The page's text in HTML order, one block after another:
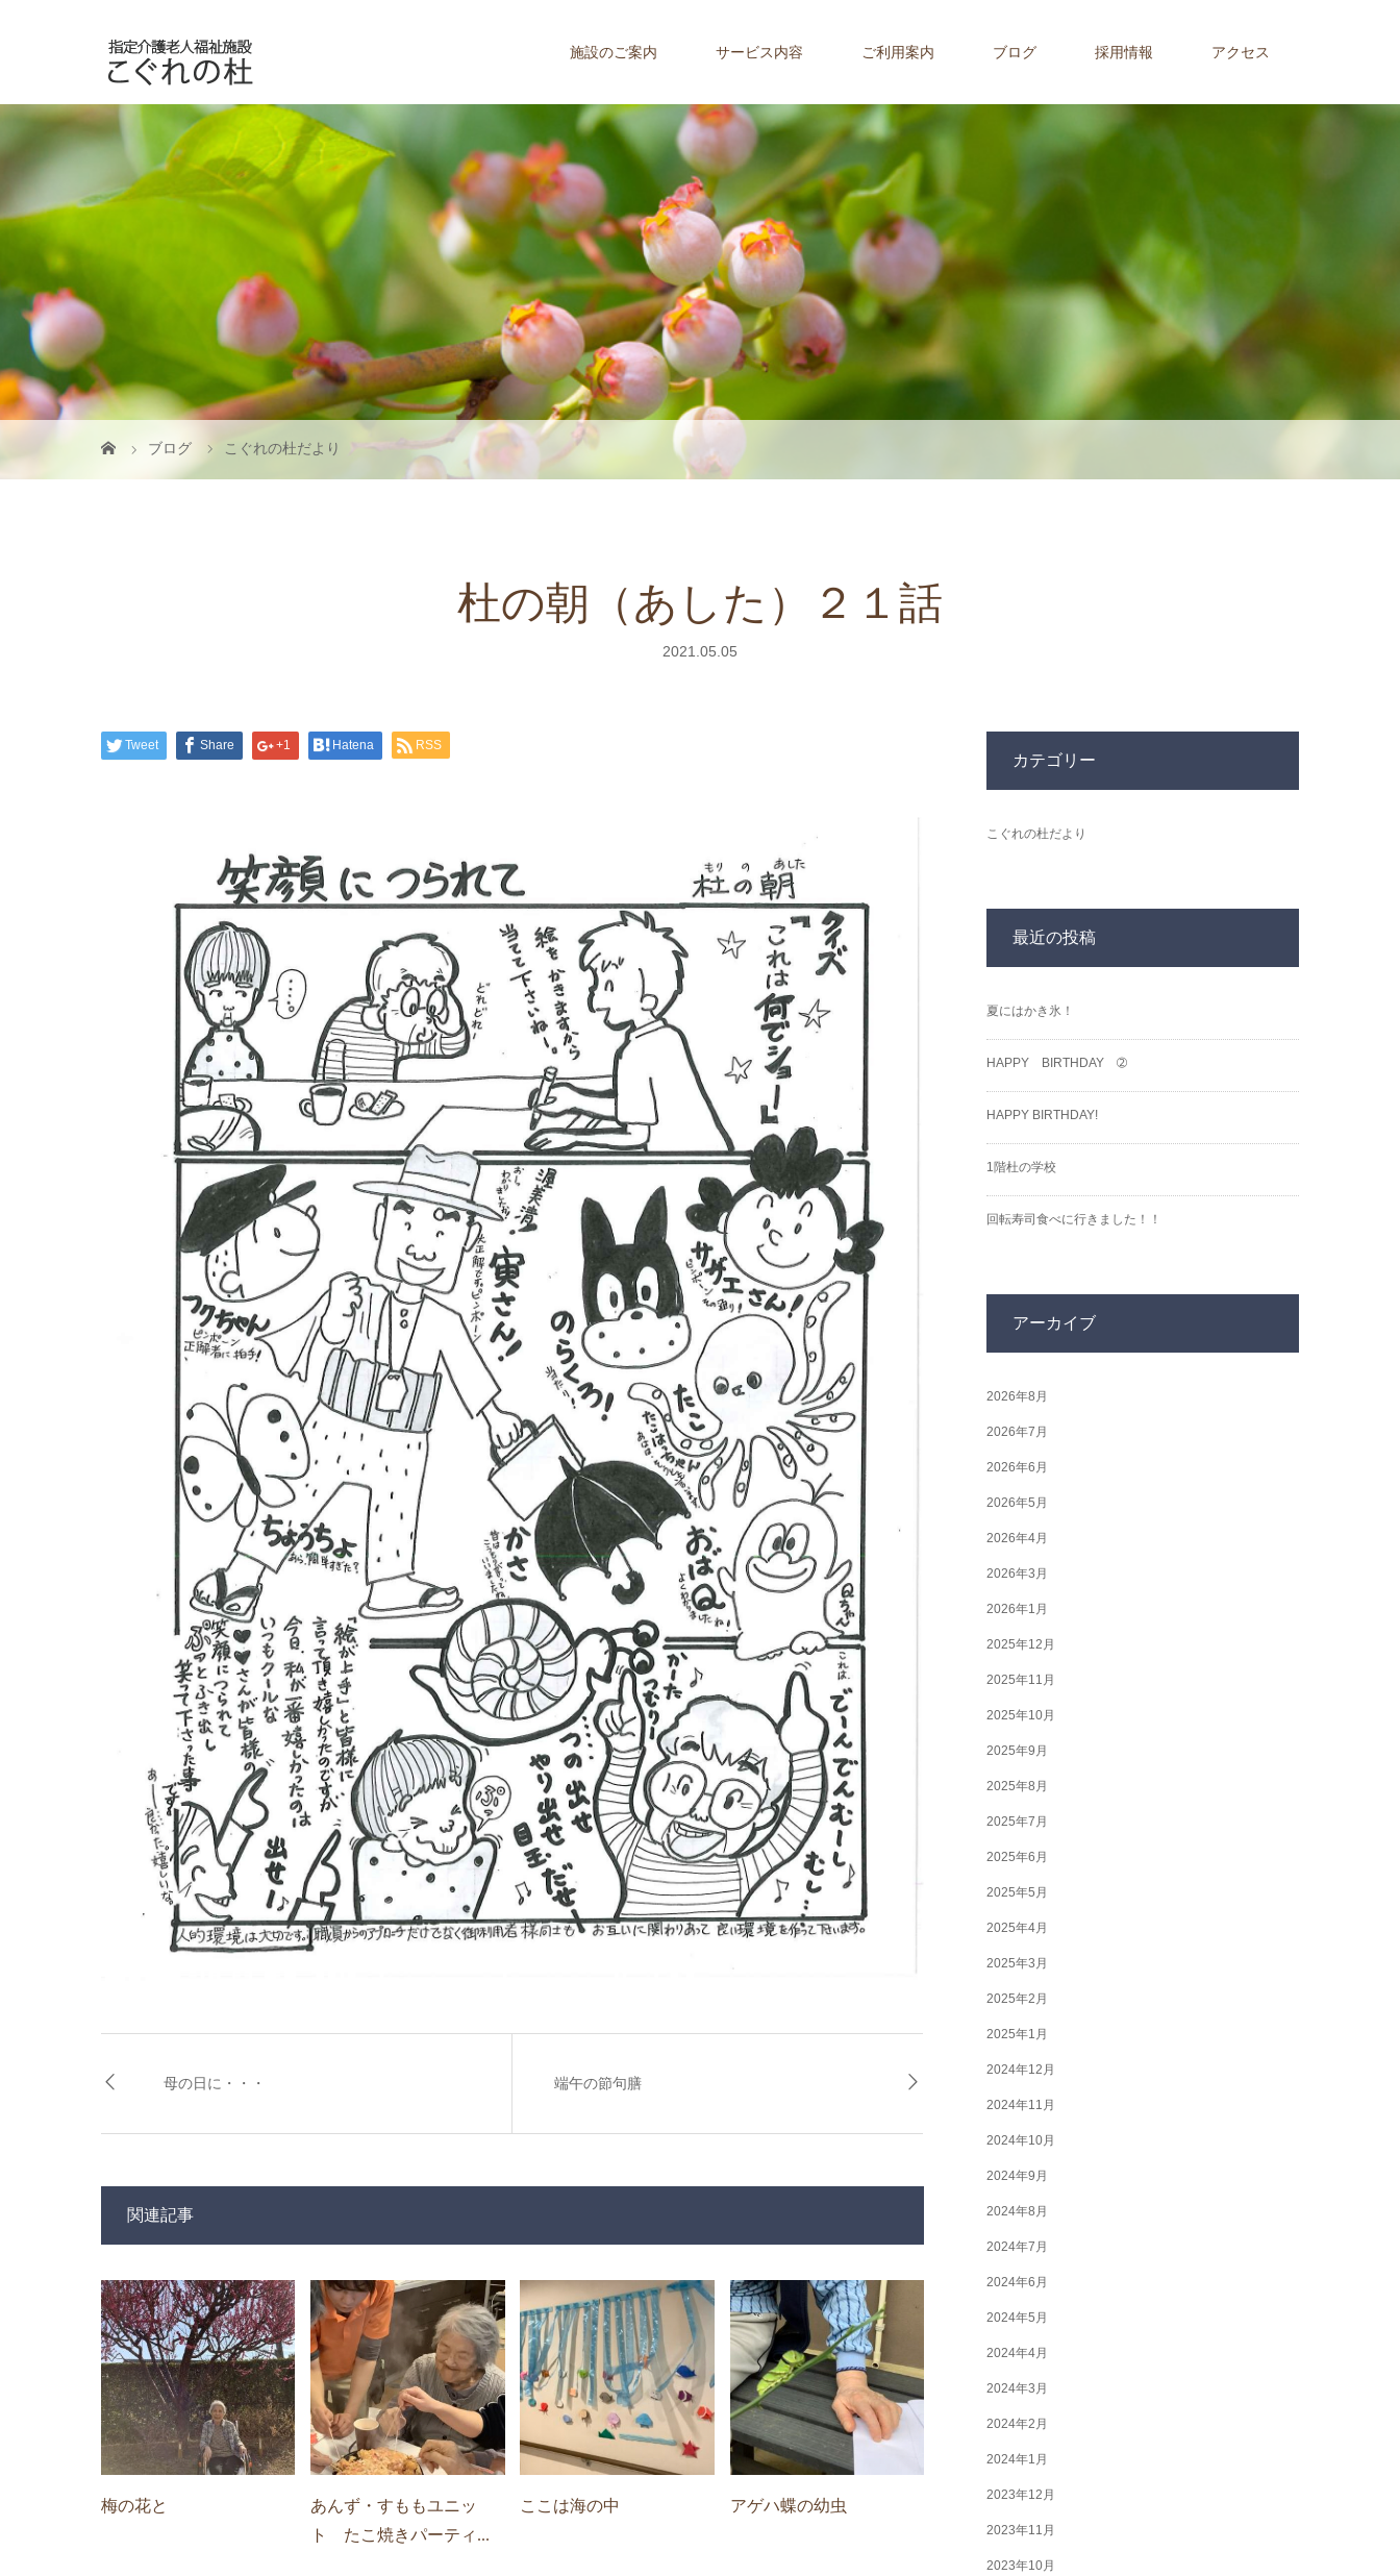
施設のご案内 サービス内容 ご利用案内 ブログ 採用情報 アクセス
ブログ こぐれの杜だより
杜の朝（あした）２１話
2021.05.05
Tweet Share +1 Hatena RSS
母の日に・・・ 端午の節句膳
関連記事
梅の花と
あんず・すももユニッ
ト たこ焼きパーティ...
ここは海の中 アゲハ蝶の幼虫
カテゴリー
こぐれの杜だより
最近の投稿
夏にはかき氷！
HAPPY BIRTHDAY ➁
HAPPY BIRTHDAY!
1階杜の学校
回転寿司食べに行きました！！
アーカイブ
2026年8月
2026年7月
2026年6月
2026年5月
2026年4月
2026年3月
2026年1月
2025年12月
2025年11月
2025年10月
2025年9月
2025年8月
2025年7月
2025年6月
2025年5月
2025年4月
2025年3月
2025年2月
2025年1月
2024年12月
2024年11月
2024年10月
2024年9月
2024年8月
2024年7月
2024年6月
2024年5月
2024年4月
2024年3月
2024年2月
2024年1月
2023年12月
2023年11月
2023年10月